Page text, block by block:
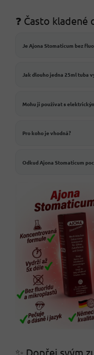
❓ Často kladené
Je Ajona Stomaticum bez
Jak dlouho jedna 25ml tuba
Mohu ji používat s
Pro koho je vhodná?
Odkud Ajona Stomaticum
✨ Dopřej svým